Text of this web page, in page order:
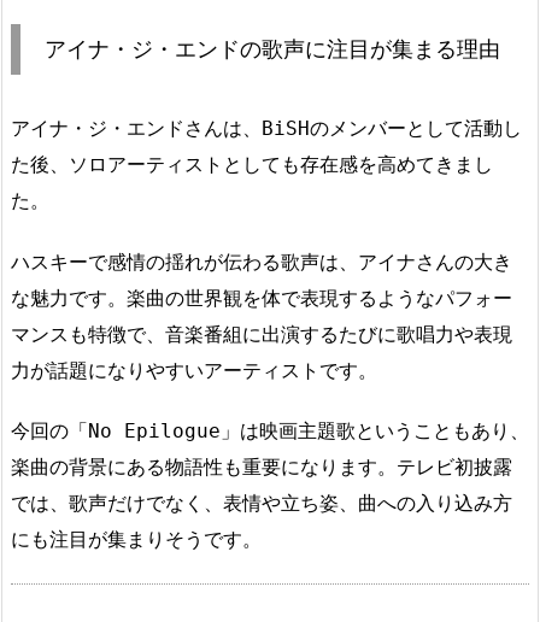
アイナ・ジ・エンドの歌声に注目が集まる理由
アイナ・ジ・エンドさんは、BiSHのメンバーとして活動し
た後、ソロアーティストとしても存在感を高めてきまし
た。
ハスキーで感情の揺れが伝わる歌声は、アイナさんの大き
な魅力です。楽曲の世界観を体で表現するようなパフォー
マンスも特徴で、音楽番組に出演するたびに歌唱力や表現
力が話題になりやすいアーティストです。
今回の「No Epilogue」は映画主題歌ということもあり、
楽曲の背景にある物語性も重要になります。テレビ初披露
では、歌声だけでなく、表情や立ち姿、曲への入り込み方
にも注目が集まりそうです。